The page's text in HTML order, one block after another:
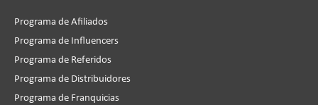
Programa de Afiliados
Programa de Influencers
Programa de Referidos
Programa de Distribuidores
Programa de Franquicias